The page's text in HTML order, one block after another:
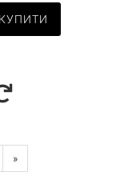
КУПИТИ
»